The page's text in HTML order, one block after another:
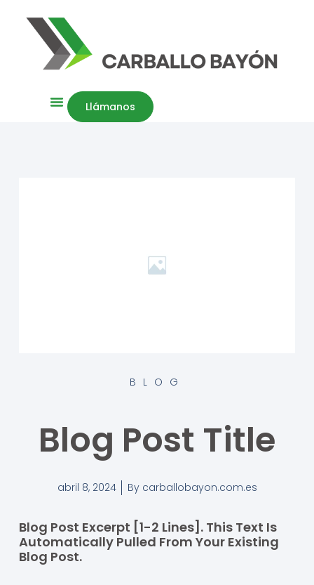
Llámanos
BLOG
Blog Post Title
abril 8, 2024 Bycarballobayon.com.es
Blog Post Excerpt [1-2 Lines]. This Text Is
Automatically Pulled From Your Existing
Blog Post.